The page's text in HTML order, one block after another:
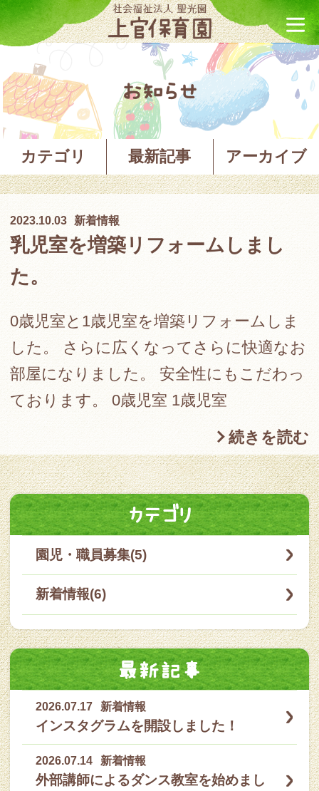
お知らせ
カテゴリ 最新記事 アーカイブ
2023.10.03 新着情報
乳児室を増築リフォームしまし
た。
0歳児室と1歳児室を増築リフォームしま
した。 さらに広くなってさらに快適なお
部屋になりました。 安全性にもこだわっ
ております。 0歳児室 1歳児室
続きを読む
カテゴリ
園児・職員募集(5)
新着情報(6)
最新記事
2026.07.17 新着情報
インスタグラムを開設しました！
2026.07.14 新着情報
外部講師によるダンス教室を始めまし